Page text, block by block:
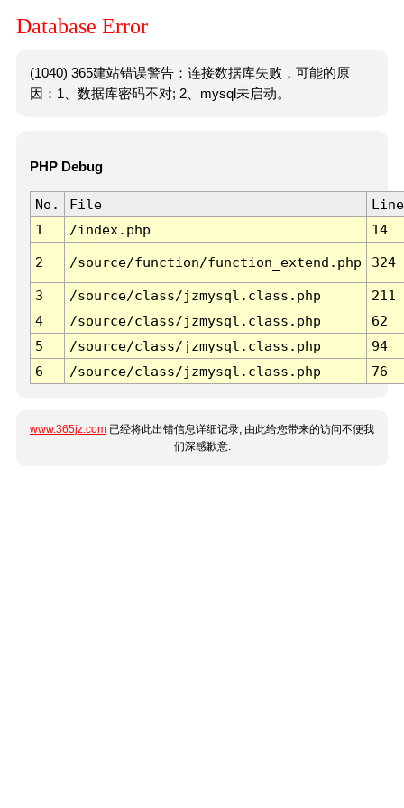
Database Error
(1040) 365建站错误警告：连接数据库失败，可能的原
因：1、数据库密码不对; 2、mysql未启动。
PHP Debug
No. File
Line
1
/index.php 14
2 /source/function/function_extend.php 324
3 /source/class/jzmysql.class.php
211
4
/source/class/jzmysql.class.php
62
5
/source/class/jzmysql.class.php
94
6
/source/class/jzmysql.class.php 76
www.365jz.com 已经将此出错信息详细记录, 由此给您带来的访问不便我
们深感歉意.